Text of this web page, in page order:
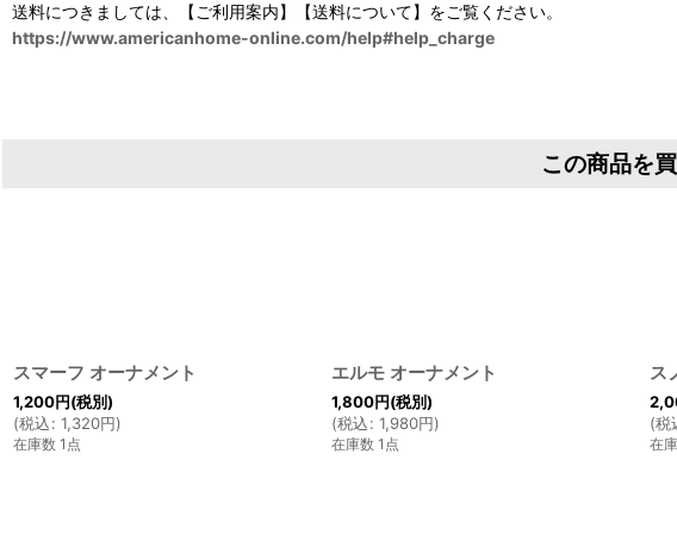
送料につきましては、【ご利用案内】【送料について】をご覧ください。
https://www.americanhome-online.com/help#help_charge
この商品を
スマーフ オーナメント
1,200円(税別)
(税込: 1,320円)
在庫数 1点
エルモ オーナメント
1,800円(税別)
(税込: 1,980円)
在庫数 1点
ス
(税
在